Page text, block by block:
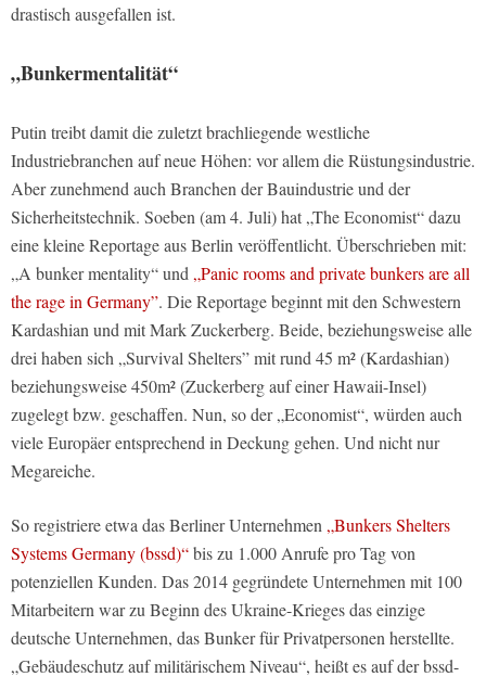
drastisch ausgefallen ist.
„Bunkermentalität“
Putin treibt damit die zuletzt brachliegende westliche
Industriebranchen auf neue Höhen: vor allem die Rüstungsindustrie.
Aber zunehmend auch Branchen der Bauindustrie und der
Sicherheitstechnik. Soeben (am 4. Juli) hat „The Economist“ dazu
eine kleine Reportage aus Berlin veröffentlicht. Überschrieben mit:
„A bunker mentality“ und „Panic rooms and private bunkers are all
the rage in Germany”. Die Reportage beginnt mit den Schwestern
Kardashian und mit Mark Zuckerberg. Beide, beziehungsweise alle
drei haben sich „Survival Shelters” mit rund 45 m² (Kardashian)
beziehungsweise 450m² (Zuckerberg auf einer Hawaii-Insel)
zugelegt bzw. geschaffen. Nun, so der „Economist“, würden auch
viele Europäer entsprechend in Deckung gehen. Und nicht nur
Megareiche.
So registriere etwa das Berliner Unternehmen „Bunkers Shelters
Systems Germany (bssd)“bis zu 1.000 Anrufe pro Tag von
potenziellen Kunden. Das 2014 gegründete Unternehmen mit 100
Mitarbeitern war zu Beginn des Ukraine-Krieges das einzige
deutsche Unternehmen, das Bunker für Privatpersonen herstellte.
„Gebäudeschutz auf militärischem Niveau“, heißt es auf der bssd-